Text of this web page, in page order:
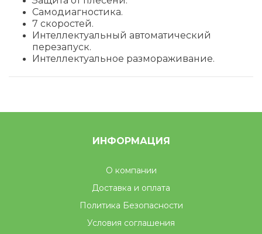
Самодиагностика.
7 скоростей.
Интеллектуальный автоматический
перезапуск.
Интеллектуальное размораживание.
ИНФОРМАЦИЯ
О компании
Доставка и оплата
Политика Безопасности
Условия соглашения